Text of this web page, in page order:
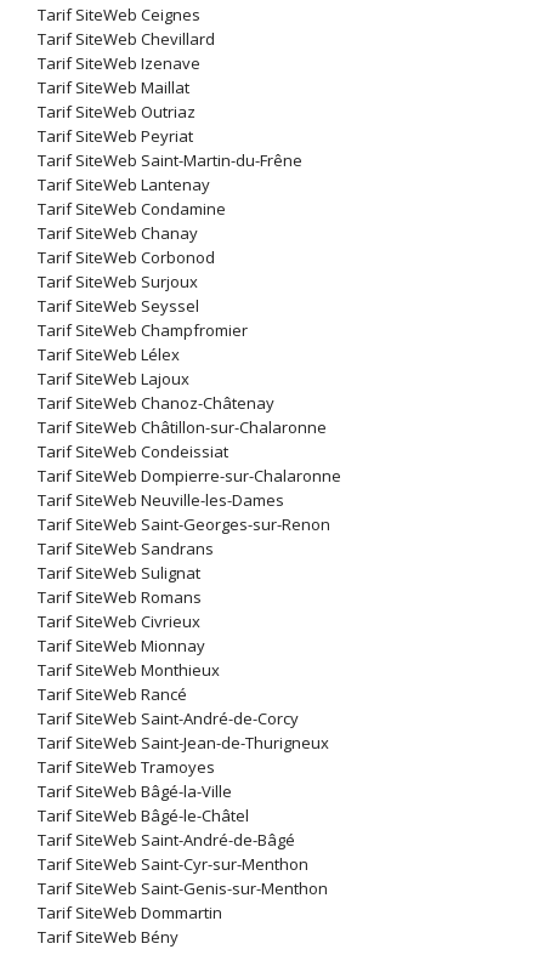
Tarif SiteWeb Ceignes
Tarif SiteWeb Chevillard
Tarif SiteWeb Izenave
Tarif SiteWeb Maillat
Tarif SiteWeb Outriaz
Tarif SiteWeb Peyriat
Tarif SiteWeb Saint-Martin-du-Frêne
Tarif SiteWeb Lantenay
Tarif SiteWeb Condamine
Tarif SiteWeb Chanay
Tarif SiteWeb Corbonod
Tarif SiteWeb Surjoux
Tarif SiteWeb Seyssel
Tarif SiteWeb Champfromier
Tarif SiteWeb Lélex
Tarif SiteWeb Lajoux
Tarif SiteWeb Chanoz-Châtenay
Tarif SiteWeb Châtillon-sur-Chalaronne
Tarif SiteWeb Condeissiat
Tarif SiteWeb Dompierre-sur-Chalaronne
Tarif SiteWeb Neuville-les-Dames
Tarif SiteWeb Saint-Georges-sur-Renon
Tarif SiteWeb Sandrans
Tarif SiteWeb Sulignat
Tarif SiteWeb Romans
Tarif SiteWeb Civrieux
Tarif SiteWeb Mionnay
Tarif SiteWeb Monthieux
Tarif SiteWeb Rancé
Tarif SiteWeb Saint-André-de-Corcy
Tarif SiteWeb Saint-Jean-de-Thurigneux
Tarif SiteWeb Tramoyes
Tarif SiteWeb Bâgé-la-Ville
Tarif SiteWeb Bâgé-le-Châtel
Tarif SiteWeb Saint-André-de-Bâgé
Tarif SiteWeb Saint-Cyr-sur-Menthon
Tarif SiteWeb Saint-Genis-sur-Menthon
Tarif SiteWeb Dommartin
Tarif SiteWeb Bény